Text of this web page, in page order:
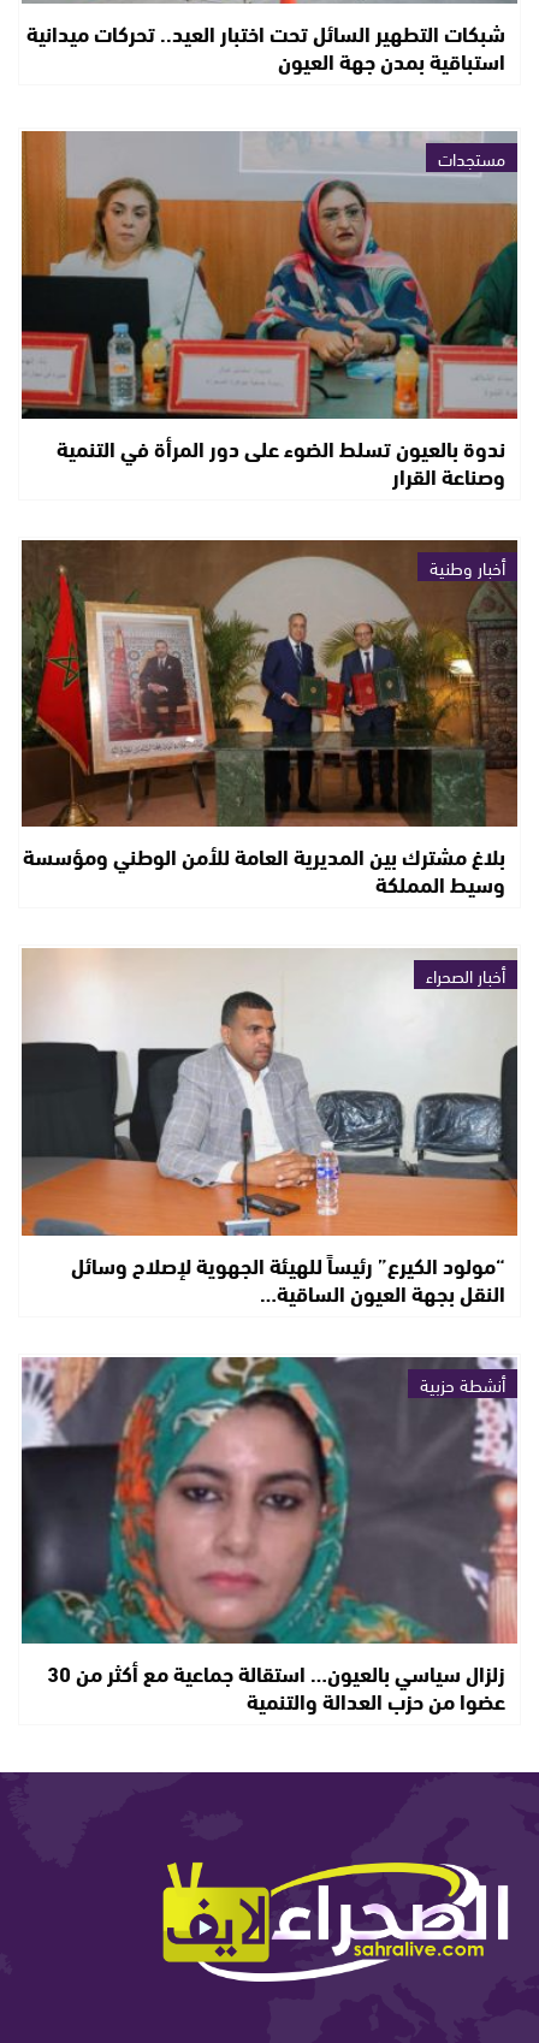
شبكات التطهير السائل تحت اختبار العيد.. تحركات ميدانية
استباقية بمدن جهة العيون
مستجدات
ندوة بالعيون تسلط الضوء على دور المرأة في التنمية
وصناعة القرار
أخبار وطنية
بلاغ مشترك بين المديرية العامة للأمن الوطني ومؤسسة
وسيط المملكة
أخبار الصحراء
“مولود الكيرع” رئيساً للهيئة الجهوية لإصلاح وسائل
النقل بجهة العيون الساقية…
أنشطة حزبية
زلزال سياسي بالعيون… استقالة جماعية مع أكثر من 30
عضوا من حزب العدالة والتنمية